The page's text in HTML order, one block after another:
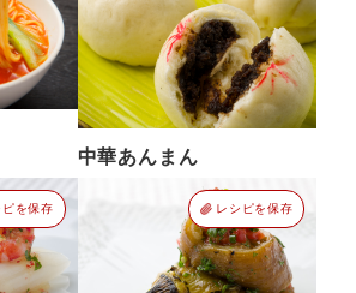
中華あんまん
ピを保存 レシピを保存